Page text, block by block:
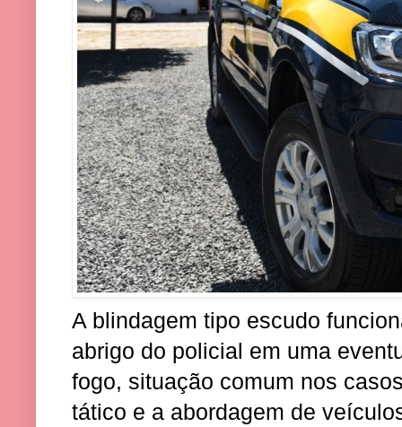
A blindagem tipo escudo
abrigo do policial em uma
fogo, situação comum nos
tático e a abordagem de